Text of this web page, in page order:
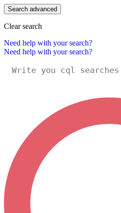
Search advanced
Clear search
Need help with your search?
Need help with your search?